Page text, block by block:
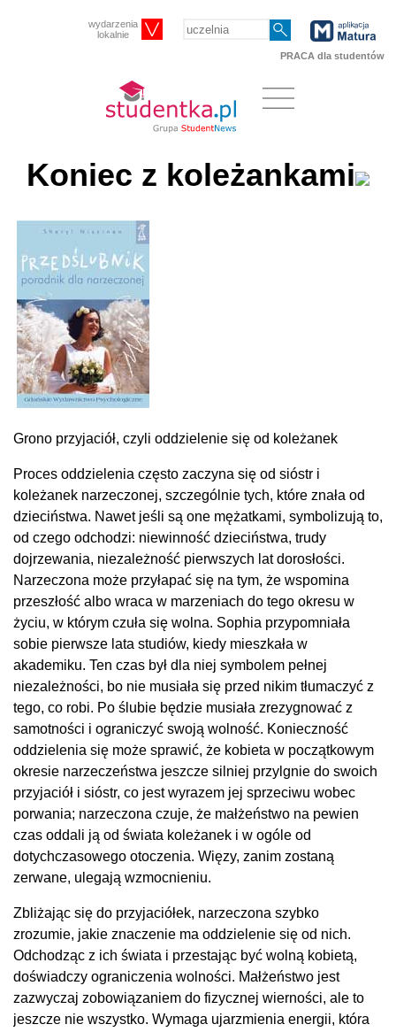
wydarzenia
lokalnie
PRACA dla studentów
Koniec z koleżankami
Grono przyjaciół, czyli oddzielenie się od koleżanek
Proces oddzielenia często zaczyna się od sióstr i
koleżanek narzeczonej, szczególnie tych, które znała od
dzieciństwa. Nawet jeśli są one mężatkami, symbolizują to,
od czego odchodzi: niewinność dzieciństwa, trudy
dojrzewania, niezależność pierwszych lat dorosłości.
Narzeczona może przyłapać się na tym, że wspomina
przeszłość albo wraca w marzeniach do tego okresu w
życiu, w którym czuła się wolna. Sophia przypomniała
sobie pierwsze lata studiów, kiedy mieszkała w
akademiku. Ten czas był dla niej symbolem pełnej
niezależności, bo nie musiała się przed nikim tłumaczyć z
tego, co robi. Po ślubie będzie musiała zrezygnować z
samotności i ograniczyć swoją wolność. Konieczność
oddzielenia się może sprawić, że kobieta w początkowym
okresie narzeczeństwa jeszcze silniej przylgnie do swoich
przyjaciół i sióstr, co jest wyrazem jej sprzeciwu wobec
porwania; narzeczona czuje, że małżeństwo na pewien
czas oddali ją od świata koleżanek i w ogóle od
dotychczasowego otoczenia. Więzy, zanim zostaną
zerwane, ulegają wzmocnieniu.
Zbliżając się do przyjaciółek, narzeczona szybko
zrozumie, jakie znaczenie ma oddzielenie się od nich.
Odchodząc z ich świata i przestając być wolną kobietą,
doświadczy ograniczenia wolności. Małżeństwo jest
zazwyczaj zobowiązaniem do fizycznej wierności, ale to
jeszcze nie wszystko. Wymaga ujarzmienia energii, która